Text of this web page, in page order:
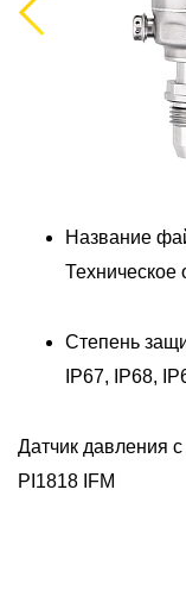
Previous
Название
Техническое
Степень
IP67, IP68,
Датчик давления
PI1818 IFM